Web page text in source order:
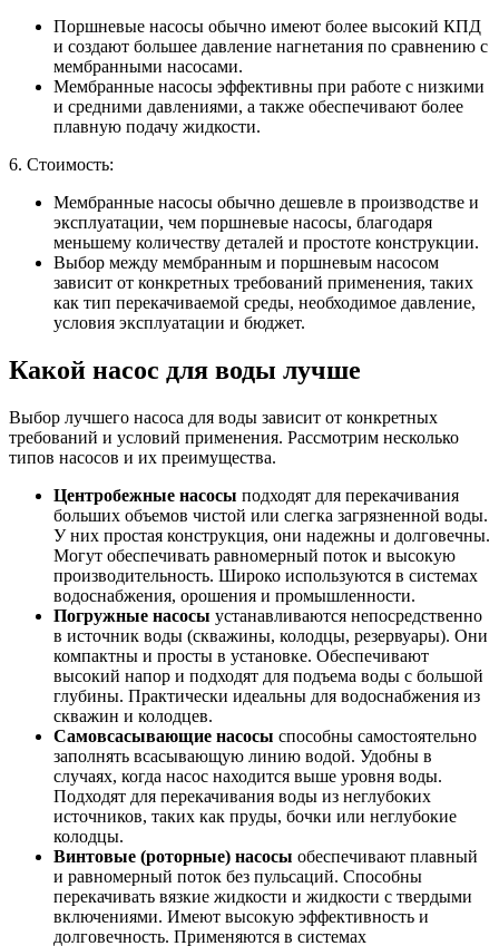
Поршневые насосы обычно имеют более высокий КПД
и создают большее давление нагнетания по сравнению с
мембранными насосами.
Мембранные насосы эффективны при работе с низкими
и средними давлениями, а также обеспечивают более
плавную подачу жидкости.
6. Стоимость:
Мембранные насосы обычно дешевле в производстве и
эксплуатации, чем поршневые насосы, благодаря
меньшему количеству деталей и простоте конструкции.
Выбор между мембранным и поршневым насосом
зависит от конкретных требований применения, таких
как тип перекачиваемой среды, необходимое давление,
условия эксплуатации и бюджет.
Какой насос для воды лучше
Выбор лучшего насоса для воды зависит от конкретных
требований и условий применения. Рассмотрим несколько
типов насосов и их преимущества.
Центробежные насосы подходят для перекачивания
больших объемов чистой или слегка загрязненной воды.
У них простая конструкция, они надежны и долговечны.
Могут обеспечивать равномерный поток и высокую
производительность. Широко используются в системах
водоснабжения, орошения и промышленности.
Погружные насосы устанавливаются непосредственно
в источник воды (скважины, колодцы, резервуары). Они
компактны и просты в установке. Обеспечивают
высокий напор и подходят для подъема воды с большой
глубины. Практически идеальны для водоснабжения из
скважин и колодцев.
Самовсасывающие насосы способны самостоятельно
заполнять всасывающую линию водой. Удобны в
случаях, когда насос находится выше уровня воды.
Подходят для перекачивания воды из неглубоких
источников, таких как пруды, бочки или неглубокие
колодцы.
Винтовые (роторные) насосы обеспечивают плавный
и равномерный поток без пульсаций. Способны
перекачивать вязкие жидкости и жидкости с твердыми
включениями. Имеют высокую эффективность и
долговечность. Применяются в системах